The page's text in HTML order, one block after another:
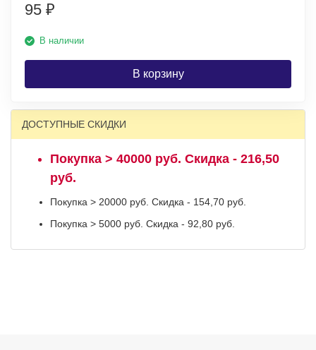
95 ₽
В наличии
В корзину
ДОСТУПНЫЕ СКИДКИ
Покупка > 40000 руб. Скидка - 216,50
руб.
Покупка > 20000 руб. Скидка - 154,70 руб.
Покупка > 5000 руб. Скидка - 92,80 руб.